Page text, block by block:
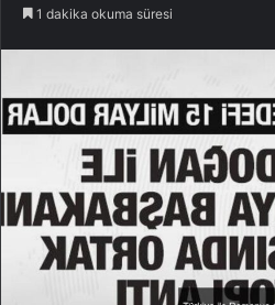
1 dakika okuma süresi